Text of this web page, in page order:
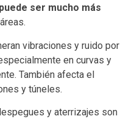
ser mucho más
vibraciones y ruido por
en curvas y
También afecta el
y túneles.
y aterrizajes son